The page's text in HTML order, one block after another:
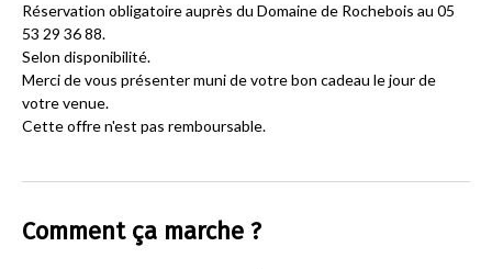
Réservation obligatoire auprès du Domaine de Rochebois au 05
53 29 36 88.
Selon disponibilité.
Merci de vous présenter muni de votre bon cadeau le jour de
votre venue.
Cette offre n'est pas remboursable.
Comment ça marche ?